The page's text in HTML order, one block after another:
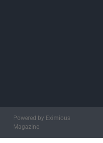
Powered by Eximious
Magazine